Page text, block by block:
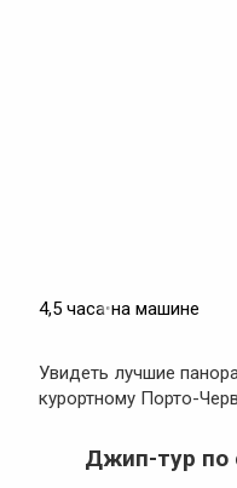
4,5 часа•на машине
Увидеть лучшие
курортному Порто-
Джип-тур по